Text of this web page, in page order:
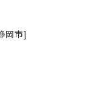
岡市]